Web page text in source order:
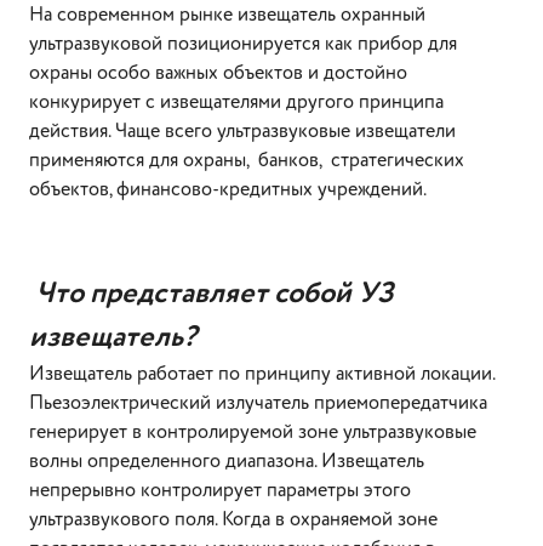
На современном рынке извещатель охранный
ультразвуковой позиционируется как прибор для
охраны особо важных объектов и достойно
конкурирует с извещателями другого принципа
действия. Чаще всего ультразвуковые извещатели
применяются для охраны, банков, стратегических
объектов, финансово-кредитных учреждений.
Что представляет собой УЗ
извещатель?
Извещатель работает по принципу активной локации.
Пьезоэлектрический излучатель приемопередатчика
генерирует в контролируемой зоне ультразвуковые
волны определенного диапазона. Извещатель
непрерывно контролирует параметры этого
ультразвукового поля. Когда в охраняемой зоне